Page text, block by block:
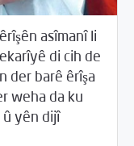
asîmanî li
di cih de
der barê êrîşa
weha da ku
û yên dijî